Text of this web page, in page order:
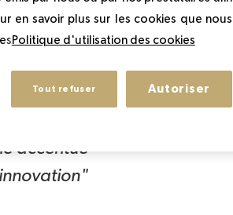
le privilège de
de l'art et
double
accentué
en savoir plus sur les cookies que nous
Politique d'utilisation des cookies
Tout refuser Autoriser